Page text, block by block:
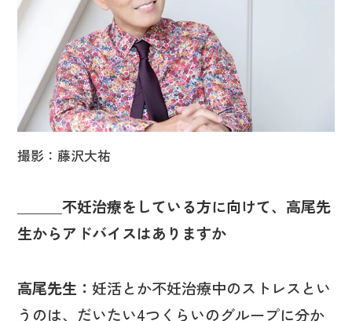
撮影：藤沢大祐
＿＿＿不妊治療をしている方に向けて、高尾先
生からアドバイスはありますか
高尾先生：妊活とか不妊治療中のストレスとい
うのは、だいたい4つくらいのグループに分か